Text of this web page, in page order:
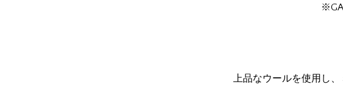
上品なウールを使用し